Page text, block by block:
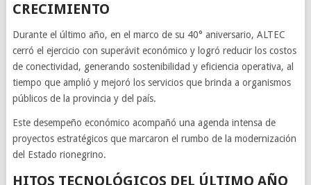
CRECIMIENTO
Durante el último año, en el marco de su 40° aniversario, ALTEC
cerró el ejercicio con superávit económico y logró reducir los costos
de conectividad, generando sostenibilidad y eficiencia operativa, al
tiempo que amplió y mejoró los servicios que brinda a organismos
públicos de la provincia y del país.
Este desempeño económico acompañó una agenda intensa de
proyectos estratégicos que marcaron el rumbo de la modernización
del Estado rionegrino.
HITOS TECNOLÓGICOS DEL ÚLTIMO AÑO